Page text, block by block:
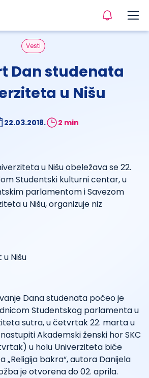
Vesti
Dan studenata
u Nišu
22.03.2018. 2 min
u Nišu obeležava se 22.
Studentski kulturni centar, u
parlamentom i Savezom
u Nišu, organizuje niz
Dana studenata počeo je
Studentskog parlamenta u
sutra, u četvrtak 22. marta u
Akademski ženski hor SKC
u holu Univerziteta biće
„Religija bakra“, autora Danijela
je otvorena do 02. aprila.